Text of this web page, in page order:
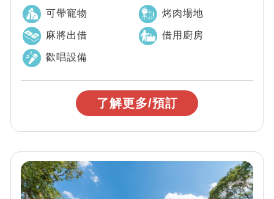
～
可帶寵物 烤肉場地
麻將出借 借用廚房
歡唱設備
了解更多/預訂